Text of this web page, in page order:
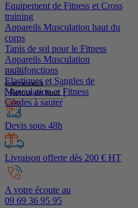
Equipement de Fitness et Cross
training
Appareils Musculation haut du
corps
Tapis de sol pour le Fitness
Appareils Musculation
multifonctions
Elastiques et Sangles de
Musculation et Fitness
Cordes à sauter
Retour en haut
Devis sous 48h
Livraison offerte dès 200 € HT
A votre écoute au
09 69 36 95 95